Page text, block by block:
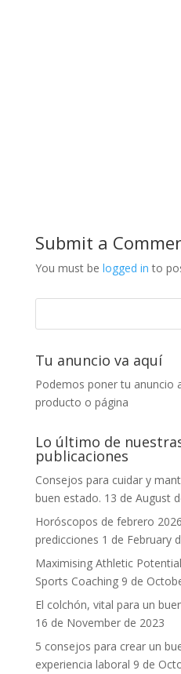
Submit a
You must be logged in to
Tu anuncio va aquí
Podemos poner tu anuncio
producto o página
Lo último de
publicaciones
Consejos para cuidar y
buen estado. 13 de August
Horóscopos de febrero
predicciones 1 de February
Maximising Athletic
Sports Coaching 9 de
El colchón, vital para un
16 de November de 2023
5 consejos para crear un
experiencia laboral 9 de